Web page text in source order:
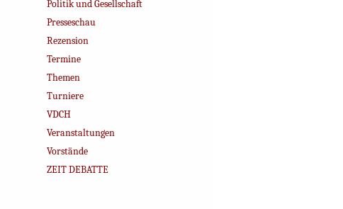
Politik und Gesellschaft
Presseschau
Rezension
Termine
Themen
Turniere
VDCH
Veranstaltungen
Vorstände
ZEIT DEBATTE